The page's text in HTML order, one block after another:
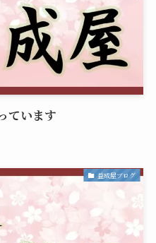
ています
益成屋ブログ